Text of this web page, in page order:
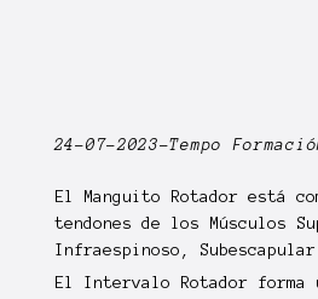
24-07-2023-Tempo
El Manguito Rotador está
tendones de los
Músculos
Infraespinoso , Subescapular
El Intervalo Rotador forma